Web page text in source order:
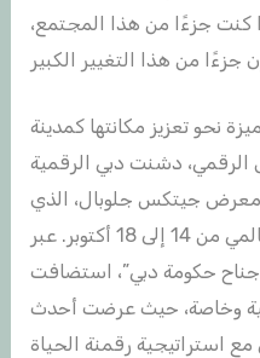
كنت جزءًا من هذا المجتمع،
نحو تعزيز مكانتها كمدينة
الرقمي، دشنت دبي الرقمية
في نسخة 2024 من معرض جيتكس جلوبال، الذي
أقيم في مركز دبي التجاري العالمي من 14 إلى 18 أكتوبر. عبر
حكومة دبي”، استضافت
45 جهة حكومية وخاصة، حيث عرضت أحدث
استراتيجية رقمنة الحياة